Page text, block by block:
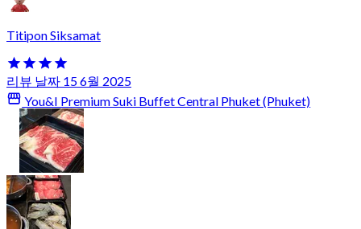
Titipon Siksamat
리뷰 날짜 15 6월 2025
You&I Premium Suki Buffet Central Phuket (Phuket)